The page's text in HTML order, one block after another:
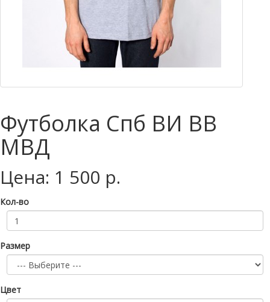
Футболка Спб ВИ ВВ
МВД
Цена: 1 500 р.
Кол-во
Размер
Цвет